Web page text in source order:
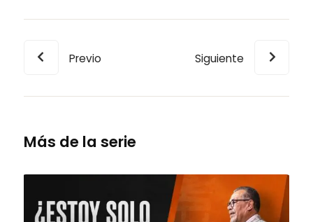
Previo Siguiente
Más de la serie